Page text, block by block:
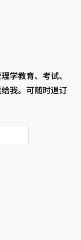
学教育、考试、
我。可随时退订